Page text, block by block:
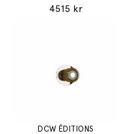
4515 kr
DCW ÉDITIONS